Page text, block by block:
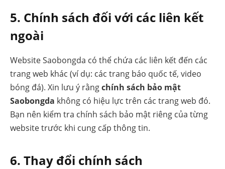
5. Chính sách đối với các liên kết
ngoài
Website Saobongda có thể chứa các liên kết đến các
trang web khác (ví dụ: các trang báo quốc tế, video
bóng đá). Xin lưu ý rằngchính sách bảo mật
Saobongda không có hiệu lực trên các trang web đó.
Bạn nên kiểm tra chính sách bảo mật riêng của từng
website trước khi cung cấp thông tin.
6. Thay đổi chính sách